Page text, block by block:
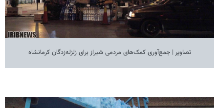
تصاویر | جمع‌آوری کمک‌های مردمی شیراز برای زلزله‌زدگان کرمانشاه